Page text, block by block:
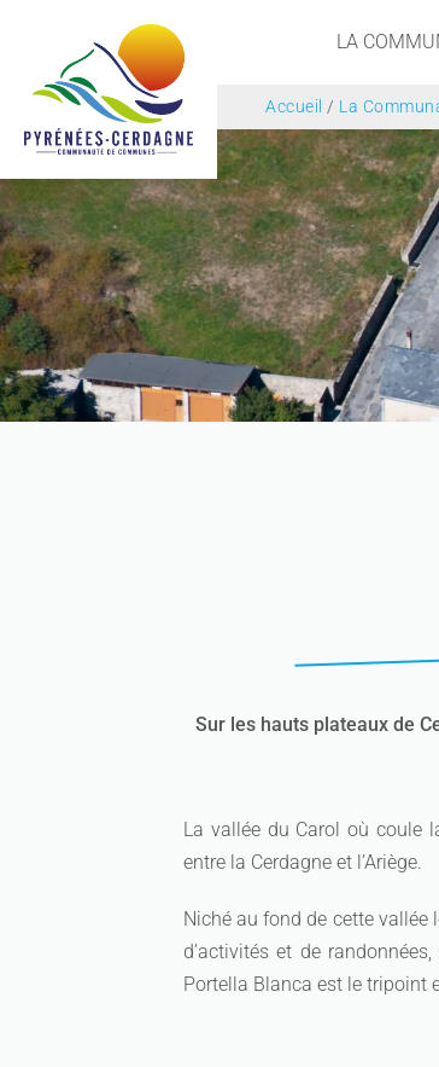
LA
Accueil / La
Sur les hauts plateaux de
La vallée du Carol où coule
entre la Cerdagne et l’Ariège.
Niché au fond de cette vallée
d’activités et de
Portella Blanca est le tripoint